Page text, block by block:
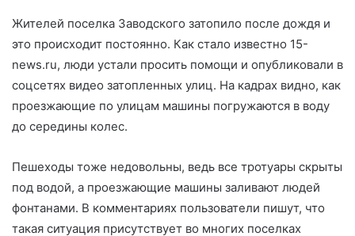
Жителей поселка Заводского затопило после дождя и
это происходит постоянно. Как стало известно 15-
news.ru, люди устали просить помощи и опубликовали в
соцсетях видео затопленных улиц. На кадрах видно, как
проезжающие по улицам машины погружаются в воду
до середины колес.
Пешеходы тоже недовольны, ведь все тротуары скрыты
под водой, а проезжающие машины заливают людей
фонтанами. В комментариях пользователи пишут, что
такая ситуация присутствует во многих поселках